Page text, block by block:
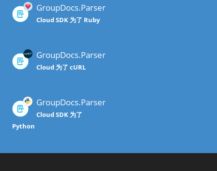
GroupDocs.Parser
Cloud SDK 为了 Ruby
GroupDocs.Parser
Cloud 为了 cURL
GroupDocs.Parser
Cloud SDK 为了
Python